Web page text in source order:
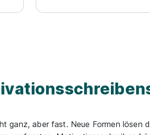
ganz, aber fast. Neue Formen lösen